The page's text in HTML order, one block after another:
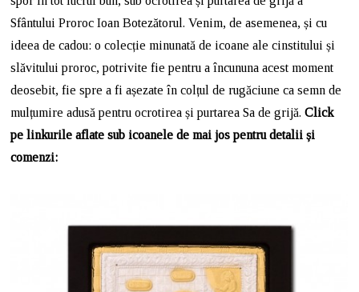
Sfântului Proroc Ioan Botezătorul. Venim, de asemenea, și cu
ideea de cadou: o colecție minunată de icoane ale cinstitului și
slăvitului proroc, potrivite fie pentru a încununa acest moment
deosebit, fie spre a fi așezate în colțul de rugăciune ca semn de
mulțumire adusă pentru ocrotirea și purtarea Sa de grijă.Click
pe linkurile aflate sub icoanele de mai jos pentru detalii și
comenzi: